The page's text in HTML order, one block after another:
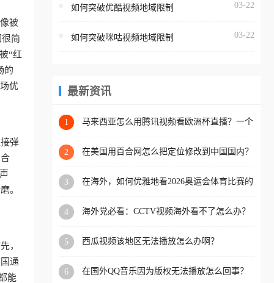
被
简
“红
的
优
弹
。
，
通
能
地区播放。 遇到这个问题的
区工作、留学、定居等，都
权限制所困扰。
门、台湾、美国、加拿大、
区时，网易云音乐也会像其
回国加速器，即可解决「海
版权限制」的问题，无论人
国、加拿大、澳大利亚、欧
学、定居等，都可以使用，
扰。
如何突破优酷视频地域限制 03-22
如何突破咪咕视频地域限制 03-22
最新资讯
1
马来西亚怎么用腾讯视频看欧洲杯直播？一个
2
在美国用百合网怎么把定位修改到中国国内？
3
在海外，如何优雅地看2026奥运会体育比赛的
4
海外党必看：CCTV视频海外看不了怎么办？
5 西瓜视频该地区无法播放怎么办啊？
6
在国外QQ音乐因为版权无法播放怎么回事？